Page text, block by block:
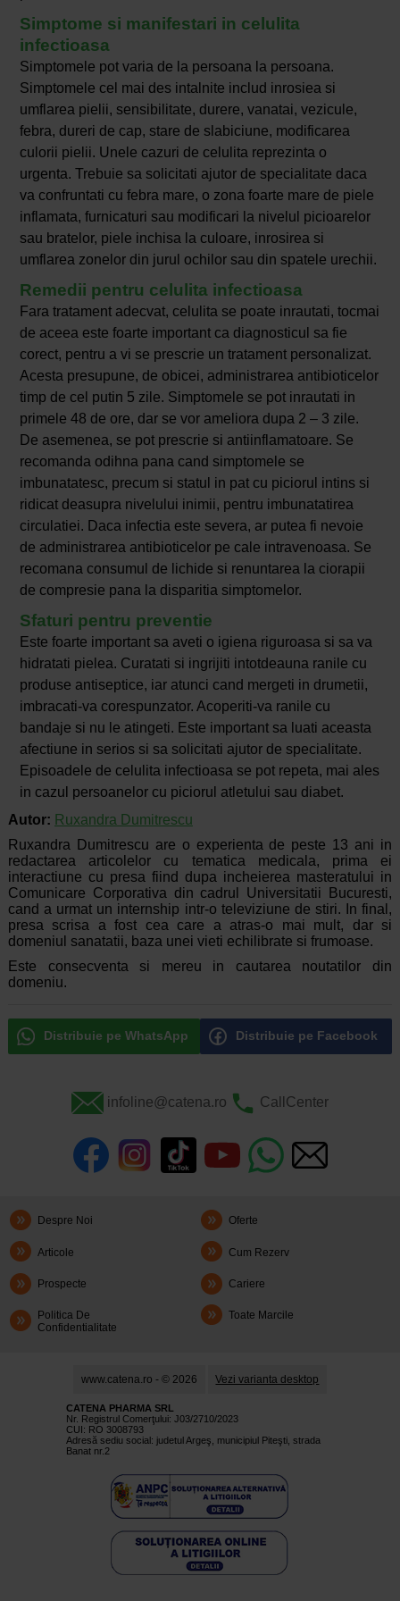
Simptome si manifestari in celulita
infectioasa
Simptomele pot varia de la persoana la persoana.
Simptomele cel mai des intalnite includ inrosiea si
umflarea pielii, sensibilitate, durere, vanatai, vezicule,
febra, dureri de cap, stare de slabiciune, modificarea
culorii pielii. Unele cazuri de celulita reprezinta o
urgenta. Trebuie sa solicitati ajutor de specialitate daca
va confruntati cu febra mare, o zona foarte mare de piele
inflamata, furnicaturi sau modificari la nivelul picioarelor
sau bratelor, piele inchisa la culoare, inrosirea si
umflarea zonelor din jurul ochilor sau din spatele urechii.
Remedii pentru celulita infectioasa
Fara tratament adecvat, celulita se poate inrautati, tocmai
de aceea este foarte important ca diagnosticul sa fie
corect, pentru a vi se prescrie un tratament personalizat.
Acesta presupune, de obicei, administrarea antibioticelor
timp de cel putin 5 zile. Simptomele se pot inrautati in
primele 48 de ore, dar se vor ameliora dupa 2 – 3 zile.
De asemenea, se pot prescrie si antiinflamatoare. Se
recomanda odihna pana cand simptomele se
imbunatatesc, precum si statul in pat cu piciorul intins si
ridicat deasupra nivelului inimii, pentru imbunatatirea
circulatiei. Daca infectia este severa, ar putea fi nevoie
de administrarea antibioticelor pe cale intravenoasa. Se
recomana consumul de lichide si renuntarea la ciorapii
de compresie pana la disparitia simptomelor.
Sfaturi pentru preventie
Este foarte important sa aveti o igiena riguroasa si sa va
hidratati pielea. Curatati si ingrijiti intotdeauna ranile cu
produse antiseptice, iar atunci cand mergeti in drumetii,
imbracati-va corespunzator. Acoperiti-va ranile cu
bandaje si nu le atingeti. Este important sa luati aceasta
afectiune in serios si sa solicitati ajutor de specialitate.
Episoadele de celulita infectioasa se pot repeta, mai ales
in cazul persoanelor cu piciorul atletului sau diabet.
Autor: Ruxandra Dumitrescu
Ruxandra Dumitrescu are o experienta de peste 13 ani in
redactarea articolelor cu tematica medicala, prima ei
interactiune cu presa fiind dupa incheierea masteratului in
Comunicare Corporativa din cadrul Universitatii Bucuresti,
cand a urmat un internship intr-o televiziune de stiri. In final,
presa scrisa a fost cea care a atras-o mai mult, dar si
domeniul sanatatii, baza unei vieti echilibrate si frumoase.
Este consecventa si mereu in cautarea noutatilor din
domeniu.
Distribuie pe WhatsApp Distribuie pe Facebook
infoline@catena.ro CallCenter
Despre Noi Oferte
Articole Cum Rezerv
Prospecte Cariere
Politica De
Confidentialitate
Toate Marcile
www.catena.ro - © 2026 Vezi varianta desktop
CATENA PHARMA SRL
Nr. Registrul Comerţului: J03/2710/2023
CUI: RO 3008793
Adresă sediu social: judetul Argeş, municipiul Piteşti, strada
Banat nr.2